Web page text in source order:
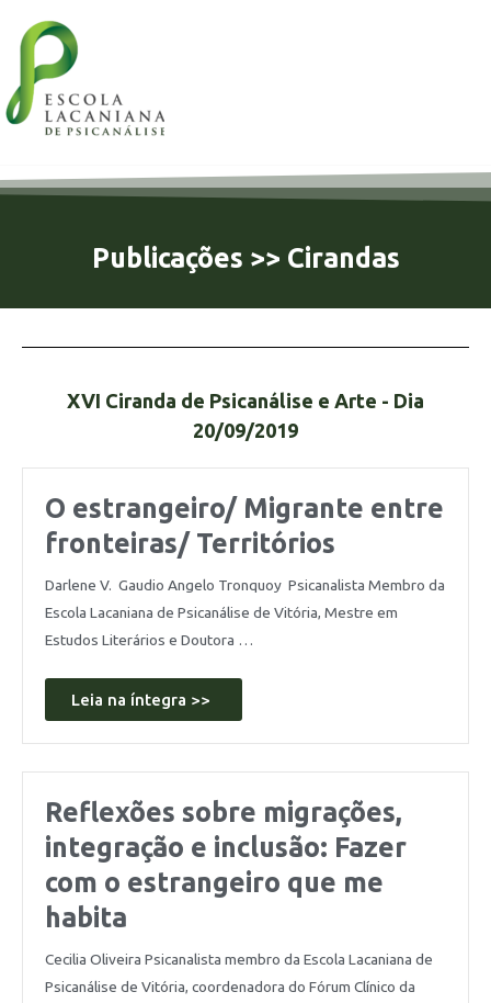
Publicações >> Cirandas
XVI Ciranda de Psicanálise e Arte - Dia
20/09/2019
O estrangeiro/ Migrante entre
fronteiras/ Territórios
Darlene V. Gaudio Angelo Tronquoy Psicanalista Membro da
Escola Lacaniana de Psicanálise de Vitória, Mestre em
Estudos Literários e Doutora …
Leia na íntegra >>
Reflexões sobre migrações,
integração e inclusão: Fazer
com o estrangeiro que me
habita
Cecilia Oliveira Psicanalista membro da Escola Lacaniana de
Psicanálise de Vitória, coordenadora do Fórum Clínico da